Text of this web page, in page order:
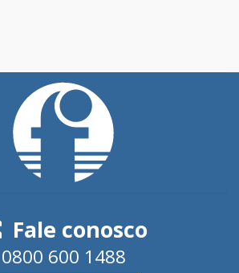
Fale conosco
0800 600 1488